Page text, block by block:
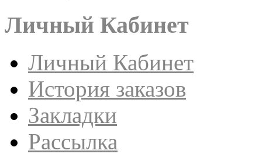
Личный Кабинет
Личный Кабинет
История заказов
Закладки
Рассылка